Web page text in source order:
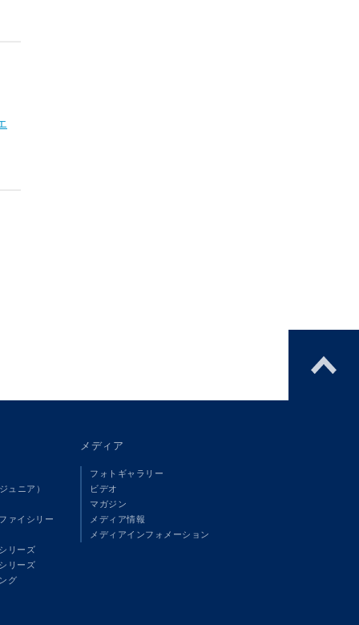
ュニア）
ァイシリー
リーズ
リーズ
グ
メディア
フォトギャラリー
ビデオ
マガジン
メディア情報
メディアインフォメーション